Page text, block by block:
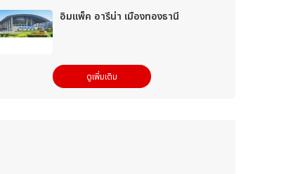
อิมแพ็ค อารีน่า เมืองทองธานี
ดูเพิ่มเติม